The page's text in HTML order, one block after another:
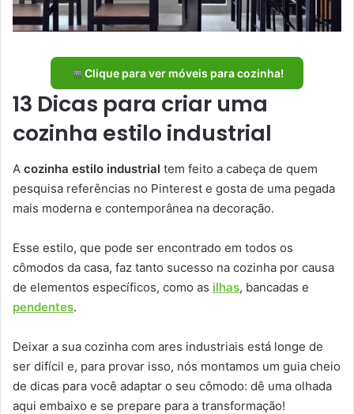
Clique para ver móveis para cozinha!
13 Dicas para criar uma
cozinha estilo industrial
A cozinha estilo industrial tem feito a cabeça de quem
pesquisa referências no Pinterest e gosta de uma pegada
mais moderna e contemporânea na decoração.
Esse estilo, que pode ser encontrado em todos os
cômodos da casa, faz tanto sucesso na cozinha por causa
de elementos específicos, como as ilhas, bancadas e
pendentes.
Deixar a sua cozinha com ares industriais está longe de
ser difícil e, para provar isso, nós montamos um guia cheio
de dicas para você adaptar o seu cômodo: dê uma olhada
aqui embaixo e se prepare para a transformação!